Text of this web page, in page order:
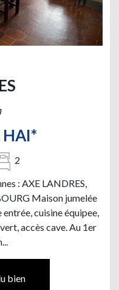
HAI*
2
: AXE LANDRES,
Maison jumelée
cuisine équipee,
accès cave. Au 1er
bien